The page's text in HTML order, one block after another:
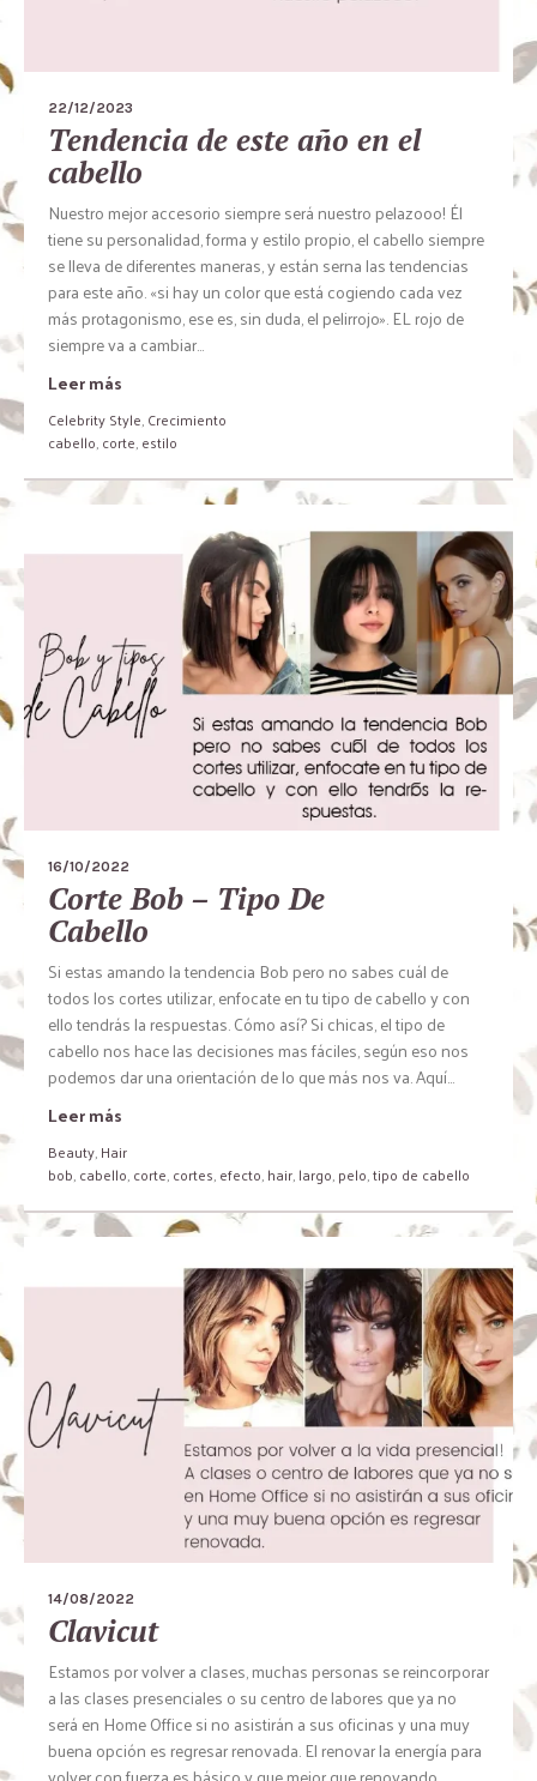
22/12/2023
Tendencia de este año en el
cabello
Nuestro mejor accesorio siempre será nuestro pelazooo! Él
tiene su personalidad, forma y estilo propio, el cabello siempre
se lleva de diferentes maneras, y están serna las tendencias
para este año. «si hay un color que está cogiendo cada vez
más protagonismo, ese es, sin duda, el pelirrojo». EL rojo de
siempre va a cambiar...
Leer más
Celebrity Style,Crecimiento
cabello,corte,estilo
16/10/2022
Corte Bob – Tipo De
Cabello
Si estas amando la tendencia Bob pero no sabes cuál de
todos los cortes utilizar, enfocate en tu tipo de cabello y con
ello tendrás la respuestas. Cómo así? Si chicas, el tipo de
cabello nos hace las decisiones mas fáciles, según eso nos
podemos dar una orientación de lo que más nos va. Aquí...
Leer más
Beauty,Hair
bob,cabello,corte,cortes,efecto,hair,largo,pelo,tipo de cabello
14/08/2022
Clavicut
Estamos por volver a clases, muchas personas se reincorporar
a las clases presenciales o su centro de labores que ya no
será en Home Office si no asistirán a sus oficinas y una muy
buena opción es regresar renovada. El renovar la energía para